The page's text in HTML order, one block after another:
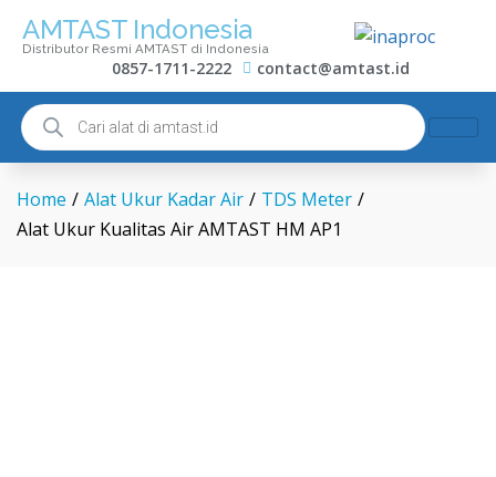
AMTAST Indonesia
Distributor Resmi AMTAST di Indonesia
0857-1711-2222 contact@amtast.id
Home / Alat Ukur Kadar Air / TDS Meter /
Alat Ukur Kualitas Air AMTAST HM AP1